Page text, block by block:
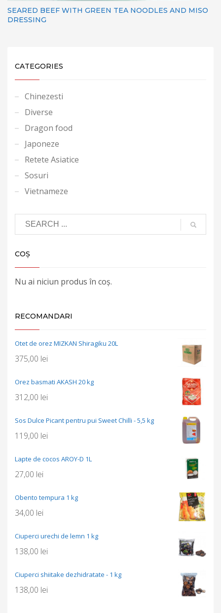
SEARED BEEF WITH GREEN TEA NOODLES AND MISO
DRESSING
CATEGORIES
Chinezesti
Diverse
Dragon food
Japoneze
Retete Asiatice
Sosuri
Vietnameze
COȘ
Nu ai niciun produs în coș.
RECOMANDARI
Otet de orez MIZKAN Shiragiku 20L
375,00 lei
Orez basmati AKASH 20 kg
312,00 lei
Sos Dulce Picant pentru pui Sweet Chilli - 5,5 kg
119,00 lei
Lapte de cocos AROY-D 1L
27,00 lei
Obento tempura 1 kg
34,00 lei
Ciuperci urechi de lemn 1 kg
138,00 lei
Ciuperci shiitake dezhidratate - 1 kg
138,00 lei